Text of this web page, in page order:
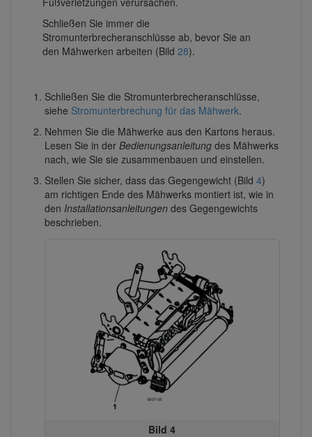
Schließen Sie immer die
Stromunterbrecheranschlüsse ab, bevor Sie an
den Mähwerken arbeiten (Bild 28).
Schließen Sie die Stromunterbrecheranschlüsse,
siehe Stromunterbrechung für das Mähwerk.
Nehmen Sie die Mähwerke aus den Kartons heraus.
Lesen Sie in der Bedienungsanleitungdes Mähwerks
nach, wie Sie sie zusammenbauen und einstellen.
Stellen Sie sicher, dass das Gegengewicht (Bild 4)
am richtigen Ende des Mähwerks montiert ist, wie in
den Installationsanleitungen des Gegengewichts
beschrieben.
Bild 4